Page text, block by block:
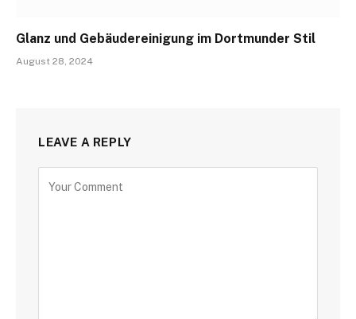
Glanz und Gebäudereinigung im Dortmunder Stil
August 28, 2024
LEAVE A REPLY